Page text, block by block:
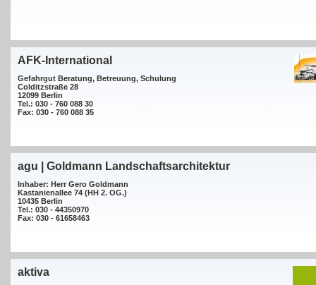
AFK-International
Gefahrgut Beratung, Betreuung, Schulung
Colditzstraße 28
12099 Berlin
Tel.: 030 - 760 088 30
Fax: 030 - 760 088 35
agu | Goldmann Landschaftsarchitektur
Inhaber: Herr Gero Goldmann
Kastanienallee 74 (HH 2. OG.)
10435 Berlin
Tel.: 030 - 44350970
Fax: 030 - 61658463
aktiva